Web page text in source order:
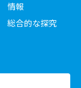
情報
総合的な探究